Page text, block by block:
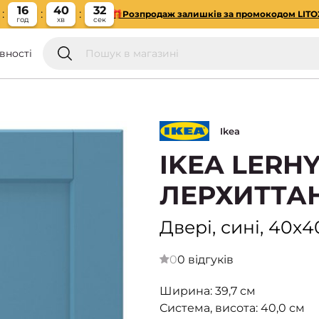
16
год
40
хв
31
сек
🎁Розпродаж залишків за промокодом
Ikea
IKEA
Двері, сині,
00 відгуків
Ширина: 39,7 см
Система, висота: 40,0 см